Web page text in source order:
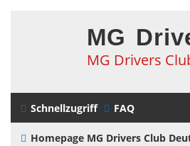
MG
MG Drivers
Schnellzugriff FAQ
Homepage MG Drivers Club